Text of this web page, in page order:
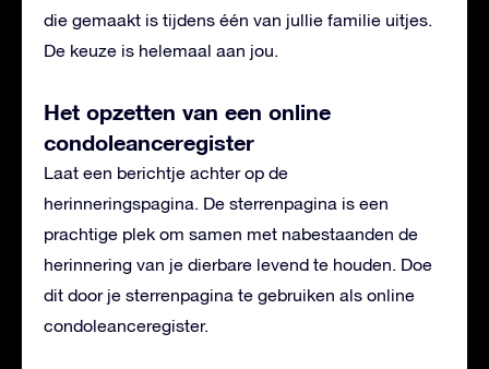
die gemaakt is tijdens één van jullie familie uitjes.
De keuze is helemaal aan jou.
Het opzetten van een online
condoleanceregister
Laat een berichtje achter op de
herinneringspagina. De sterrenpagina is een
prachtige plek om samen met nabestaanden de
herinnering van je dierbare levend te houden. Doe
dit door je sterrenpagina te gebruiken als online
condoleanceregister.